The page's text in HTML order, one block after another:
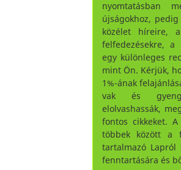
nyomtatásban
újságokhoz,
közélet híreire,
felfedezésekre,
egy különleges
mint Ön. Kérjük,
1%-ának
vak és
elolvashassák,
fontos cikkeket.
többek között a
tartalmazó Lapról
fenntartására és